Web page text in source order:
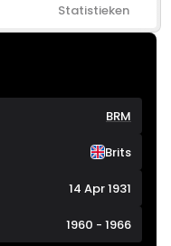
Statistieken
BRM
Brits
14 Apr 1931
1960 - 1966